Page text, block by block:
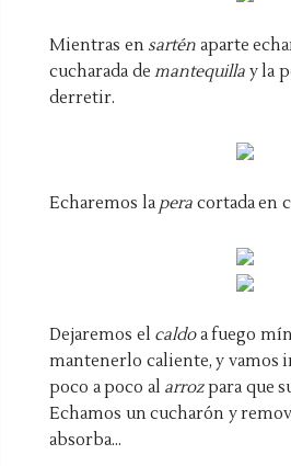
Mientras en sartén aparte
cucharada demantequilla y la
derretir.
Echaremos la pera cortada en
Dejaremos el caldoa fuego
mantenerlo caliente, y vamos
poco a poco al arrozpara que
Echamos un cucharón y
absorba...